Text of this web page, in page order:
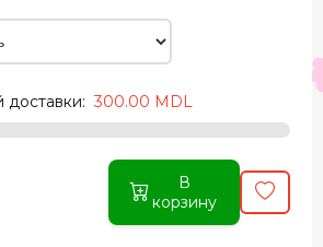
доставки:300.00 MDL
В
корзину